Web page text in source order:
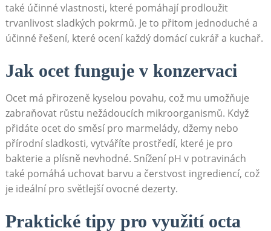
také účinné vlastnosti,⁣ které pomáhají prodloužit
trvanlivost sladkých​ pokrmů. Je to přitom jednoduché a
účinné řešení, které ocení každý domácí cukrář a kuchař.
Jak⁤ ocet funguje ⁤v konzervaci
Ocet má⁤ přirozeně kyselou povahu, což‍ mu ⁢umožňuje
zabraňovat růstu nežádoucích mikroorganismů. Když
přidáte ocet do směsí​ pro marmelády, džemy ⁣nebo
přírodní‍ sladkosti, vytváříte prostředí, které je pro
bakterie a plísně nevhodné. ⁢Snížení​ pH v potravinách
také pomáhá uchovat barvu a čerstvost‍ ingrediencí, což
je ideální pro⁤ světlejší ovocné dezerty.
Praktické tipy pro využití octa